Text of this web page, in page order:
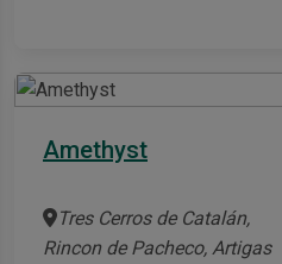
Amethyst
Tres Cerros de Catalán,
Rincon de Pacheco, Artigas